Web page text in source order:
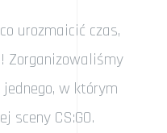
urozmaicić czas,
Zorganizowaliśmy
w którym
sceny CS:GO.